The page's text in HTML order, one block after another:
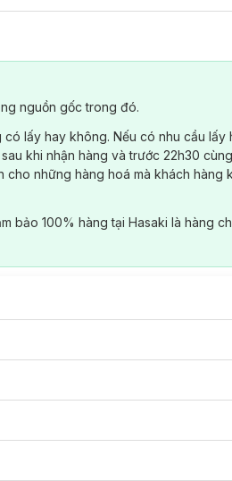
nguồn gốc trong đó.
lấy hay không. Nếu có nhu cầu lấy
khi nhận hàng và trước 22h30
cho những hàng hoá mà khách hàng
bảo 100% hàng tại Hasaki là hàng